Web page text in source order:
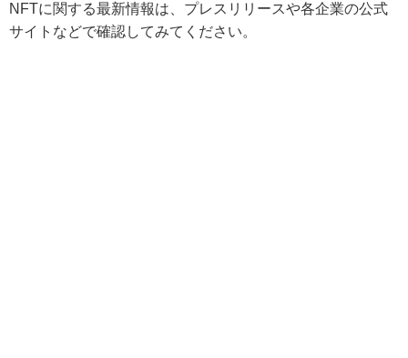
NFTに関する最新情報は、プレスリリースや各企業の公式
サイトなどで確認してみてください。